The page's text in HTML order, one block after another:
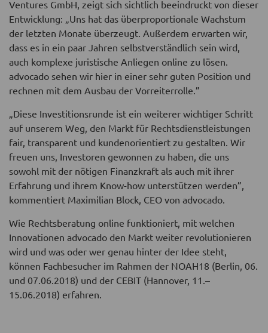
Ventures GmbH, zeigt sich sichtlich beeindruckt von dieser
Entwicklung: „Uns hat das überproportionale Wachstum
der letzten Monate überzeugt. Außerdem erwarten wir,
dass es in ein paar Jahren selbstverständlich sein wird,
auch komplexe juristische Anliegen online zu lösen.
advocado sehen wir hier in einer sehr guten Position und
rechnen mit dem Ausbau der Vorreiterrolle.”
„Diese Investitionsrunde ist ein weiterer wichtiger Schritt
auf unserem Weg, den Markt für Rechtsdienstleistungen
fair, transparent und kundenorientiert zu gestalten. Wir
freuen uns, Investoren gewonnen zu haben, die uns
sowohl mit der nötigen Finanzkraft als auch mit ihrer
Erfahrung und ihrem Know-how unterstützen werden”,
kommentiert Maximilian Block, CEO von advocado.
Wie Rechtsberatung online funktioniert, mit welchen
Innovationen advocado den Markt weiter revolutionieren
wird und was oder wer genau hinter der Idee steht,
können Fachbesucher im Rahmen der NOAH18 (Berlin, 06.
und 07.06.2018) und der CEBIT (Hannover, 11.–
15.06.2018) erfahren.